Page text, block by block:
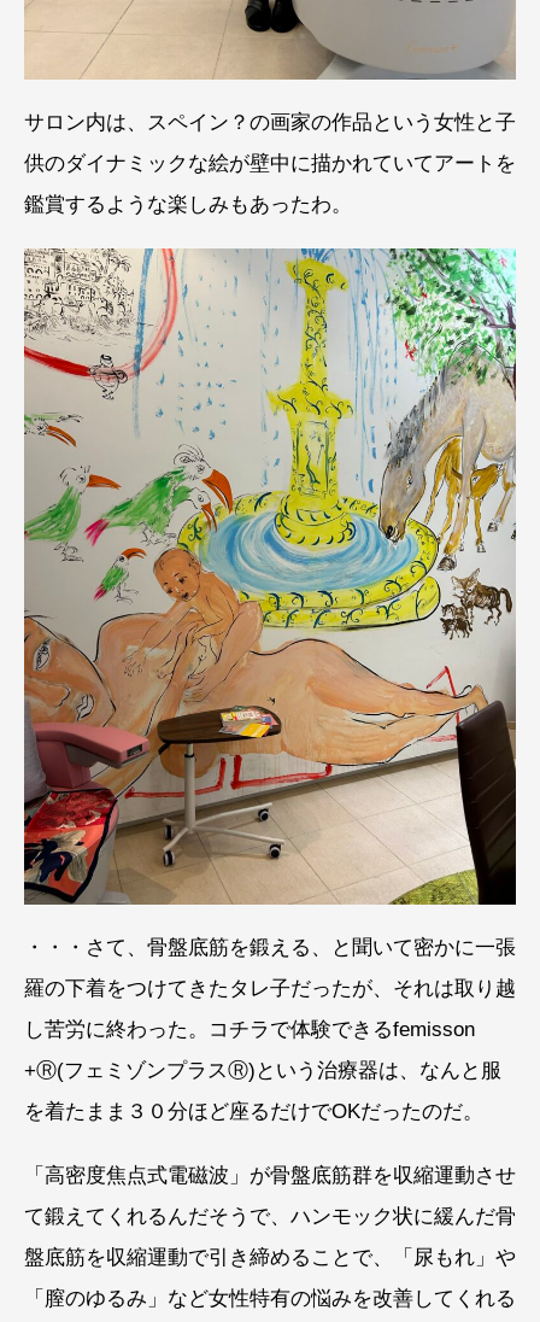
サロン内は、スペイン？の画家の作品という女性と子
供のダイナミックな絵が壁中に描かれていてアートを
鑑賞するような楽しみもあったわ。
・・・さて、骨盤底筋を鍛える、と聞いて密かに一張
羅の下着をつけてきたタレ子だったが、それは取り越
し苦労に終わった。コチラで体験できるfemisson
+Ⓡ(フェミゾンプラスⓇ)という治療器は、なんと服
を着たまま３０分ほど座るだけでOKだったのだ。
「高密度焦点式電磁波」が骨盤底筋群を収縮運動させ
て鍛えてくれるんだそうで、ハンモック状に緩んだ骨
盤底筋を収縮運動で引き締めることで、「尿もれ」や
「膣のゆるみ」など女性特有の悩みを改善してくれる